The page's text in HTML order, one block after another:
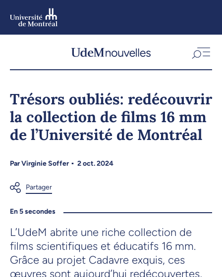
Trésors oubliés: redécouvrir
la collection de films 16 mm
de l’Université de Montréal
ParVirginie Soffer 2 oct. 2024
En 5 secondes
L’UdeM abrite une riche collection de
films scientifiques et éducatifs 16 mm.
Grâce au projet Cadavre exquis, ces
œuvres sont aujourd’hui redécouvertes,